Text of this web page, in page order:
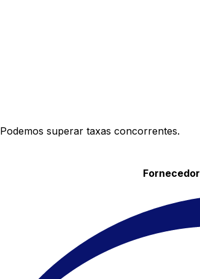
Podemos superar taxas concorrentes.
Fornecedor